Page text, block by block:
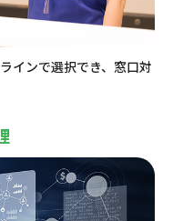
インで選択でき、窓口対